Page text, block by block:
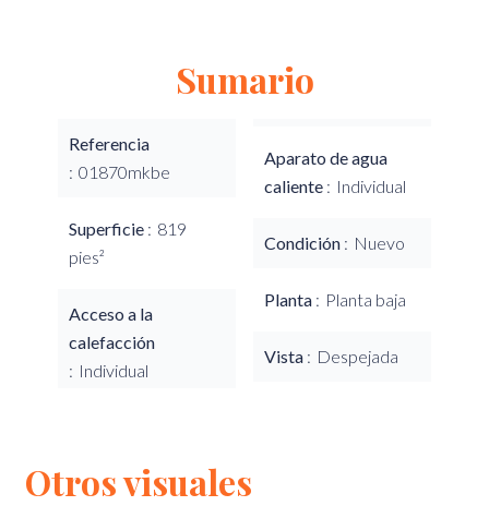
Sumario
Referencia
01870mkbe
Superficie
819
pies²
Acceso a la
calefacción
Individual
Aparato de agua
caliente
Individual
Condición Nuevo
Planta Planta baja
Vista Despejada
Otros visuales